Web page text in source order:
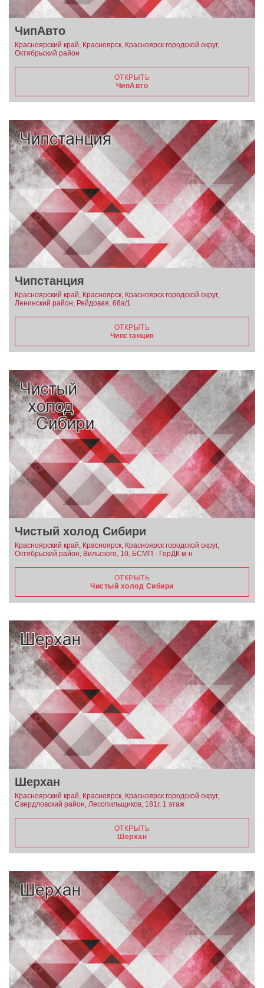
ЧипАвто
Красноярский край, Красноярск, Красноярск городской округ,
Октябрьский район
ОТКРЫТЬ
ЧипАвто
Чипстанция
Красноярский край, Красноярск, Красноярск городской округ,
Ленинский район, Рейдовая, 68а/1
ОТКРЫТЬ
Чипстанция
Чистый холод Сибири
Красноярский край, Красноярск, Красноярск городской округ,
Октябрьский район, Вильского, 10, БСМП - ГорДК м-н
ОТКРЫТЬ
Чистый холод Сибири
Шерхан
Красноярский край, Красноярск, Красноярск городской округ,
Свердловский район, Лесопильщиков, 181г, 1 этаж
ОТКРЫТЬ
Шерхан